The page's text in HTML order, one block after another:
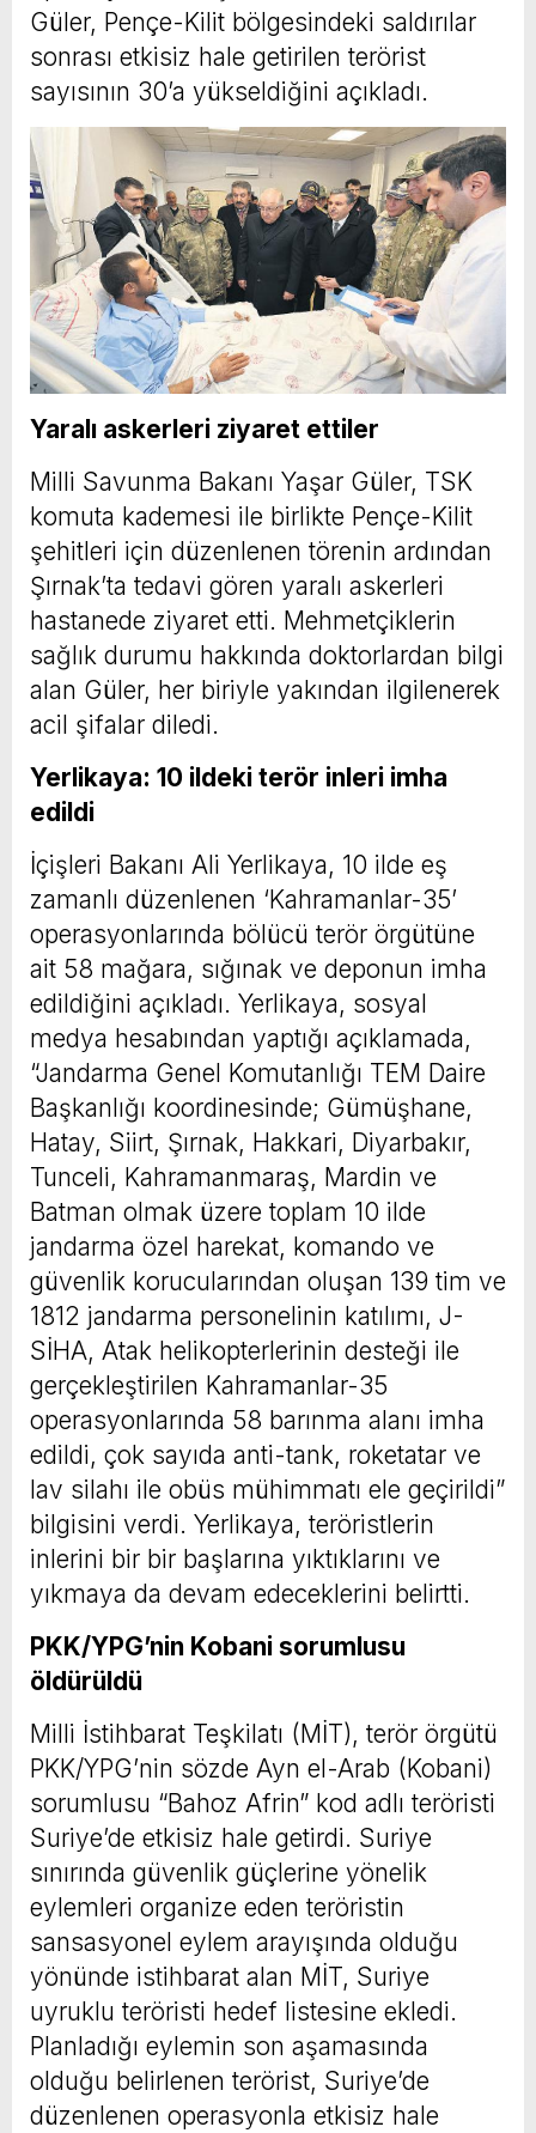
Güler, Pençe-Kilit bölgesindeki saldırılar
sonrası etkisiz hale getirilen terörist
sayısının 30’a yükseldiğini açıkladı.
Yaralı askerleri ziyaret ettiler
Milli Savunma Bakanı Yaşar Güler, TSK
komuta kademesi ile birlikte Pençe-Kilit
şehitleri için düzenlenen törenin ardından
Şırnak’ta tedavi gören yaralı askerleri
hastanede ziyaret etti. Mehmetçiklerin
sağlık durumu hakkında doktorlardan bilgi
alan Güler, her biriyle yakından ilgilenerek
acil şifalar diledi.
Yerlikaya: 10 ildeki terör inleri imha
edildi
İçişleri Bakanı Ali Yerlikaya, 10 ilde eş
zamanlı düzenlenen ‘Kahramanlar-35’
operasyonlarında bölücü terör örgütüne
ait 58 mağara, sığınak ve deponun imha
edildiğini açıkladı. Yerlikaya, sosyal
medya hesabından yaptığı açıklamada,
“Jandarma Genel Komutanlığı TEM Daire
Başkanlığı koordinesinde; Gümüşhane,
Hatay, Siirt, Şırnak, Hakkari, Diyarbakır,
Tunceli, Kahramanmaraş, Mardin ve
Batman olmak üzere toplam 10 ilde
jandarma özel harekat, komando ve
güvenlik korucularından oluşan 139 tim ve
1812 jandarma personelinin katılımı, J-
SİHA, Atak helikopterlerinin desteği ile
gerçekleştirilen Kahramanlar-35
operasyonlarında 58 barınma alanı imha
edildi, çok sayıda anti-tank, roketatar ve
lav silahı ile obüs mühimmatı ele geçirildi”
bilgisini verdi. Yerlikaya, teröristlerin
inlerini bir bir başlarına yıktıklarını ve
yıkmaya da devam edeceklerini belirtti.
PKK/YPG’nin Kobani sorumlusu
öldürüldü
Milli İstihbarat Teşkilatı (MİT), terör örgütü
PKK/YPG’nin sözde Ayn el-Arab (Kobani)
sorumlusu “Bahoz Afrin” kod adlı teröristi
Suriye’de etkisiz hale getirdi. Suriye
sınırında güvenlik güçlerine yönelik
eylemleri organize eden teröristin
sansasyonel eylem arayışında olduğu
yönünde istihbarat alan MİT, Suriye
uyruklu teröristi hedef listesine ekledi.
Planladığı eylemin son aşamasında
olduğu belirlenen terörist, Suriye’de
düzenlenen operasyonla etkisiz hale